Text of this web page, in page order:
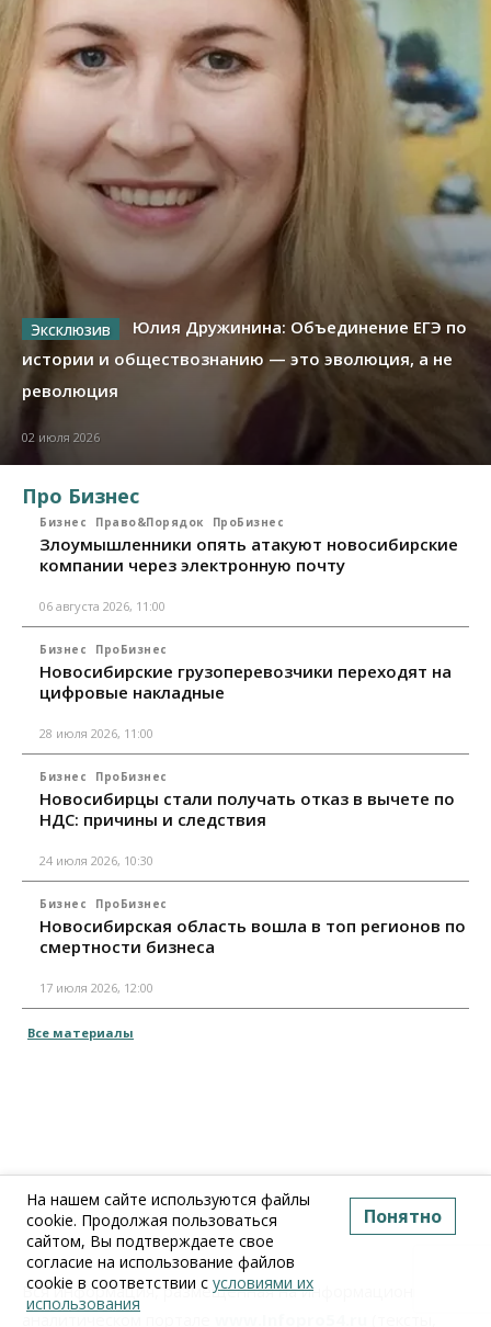
Юлия Дружинина: Объединение ЕГЭ по
истории и обществознанию — это эволюция, а не
революция
02 июля 2026
Про Бизнес
Бизнес Право&Порядок ПроБизнес
Злоумышленники опять атакуют новосибирские
компании через электронную почту
06 августа 2026, 11:00
Бизнес ПроБизнес
Новосибирские грузоперевозчики переходят на
цифровые накладные
28 июля 2026, 11:00
Бизнес ПроБизнес
Новосибирцы стали получать отказ в вычете по
НДС: причины и следствия
24 июля 2026, 10:30
Бизнес ПроБизнес
Новосибирская область вошла в топ регионов по
смертности бизнеса
17 июля 2026, 12:00
Все материалы
Вся информация, размещенная на информационно-
аналитическом портале
На нашем сайте используются файлы
cookie. Продолжая пользоваться
сайтом, Вы подтверждаете свое
согласие на использование файлов
cookie в соответствии с условиями их
использования
Понятно